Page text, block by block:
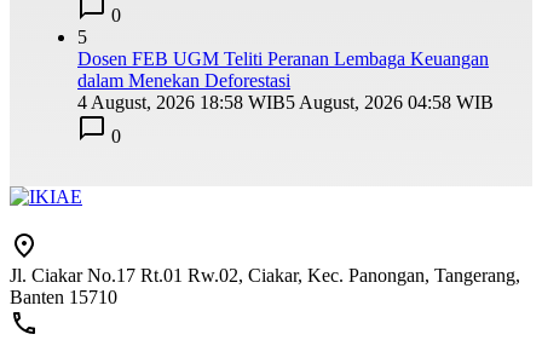
0
5
Dosen FEB UGM Teliti Peranan Lembaga Keuangan
dalam Menekan Deforestasi
4 August, 2026 18:58 WIB5 August, 2026 04:58 WIB
0
Jl. Ciakar No.17 Rt.01 Rw.02, Ciakar, Kec. Panongan, Tangerang,
Banten 15710